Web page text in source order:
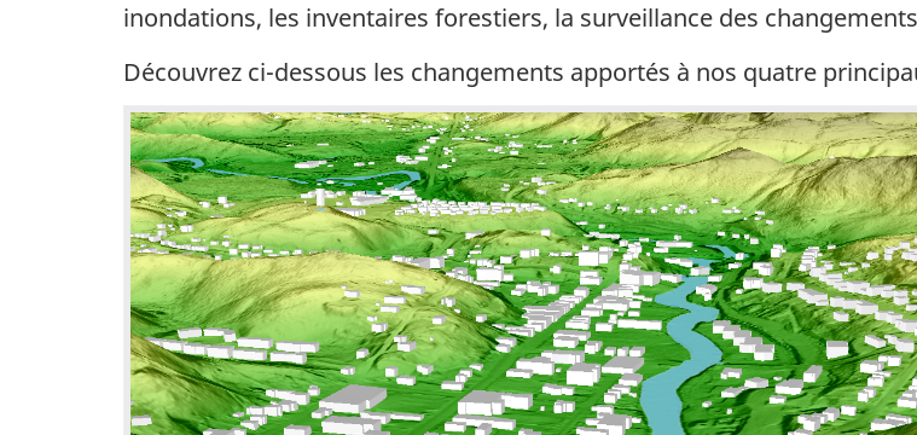
inondations, les inventaires forestiers, la surveillance des
Découvrez ci-dessous les changements apportés à nos quatre